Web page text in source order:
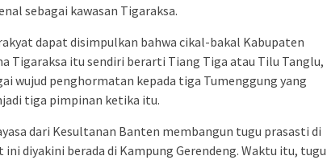
sebagai kawasan Tigaraksa.
dapat disimpulkan bahwa cikal-bakal Kabupaten
Tigaraksa itu sendiri berarti Tiang Tiga atau Tilu Tanglu,
wujud penghormatan kepada tiga Tumenggung yang
tiga pimpinan ketika itu.
dari Kesultanan Banten membangun tugu prasasti di
ini diyakini berada di Kampung Gerendeng. Waktu itu, tugu